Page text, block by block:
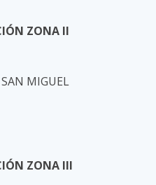
ZONA II
MIGUEL
ZONA III